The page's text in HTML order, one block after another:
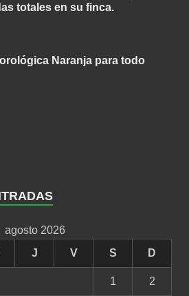
totales en su finca.
Naranja para todo
agosto 2026
J V S D
1 2